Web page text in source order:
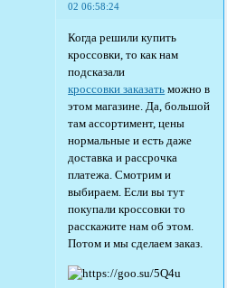
02 06:58:24
Когда решили купить
кроссовки, то как нам
подсказали
кроссовки заказать можно в
этом магазине. Да, большой
там ассортимент, цены
нормальные и есть даже
доставка и рассрочка
платежа. Смотрим и
выбираем. Если вы тут
покупали кроссовки то
расскажите нам об этом.
Потом и мы сделаем заказ.